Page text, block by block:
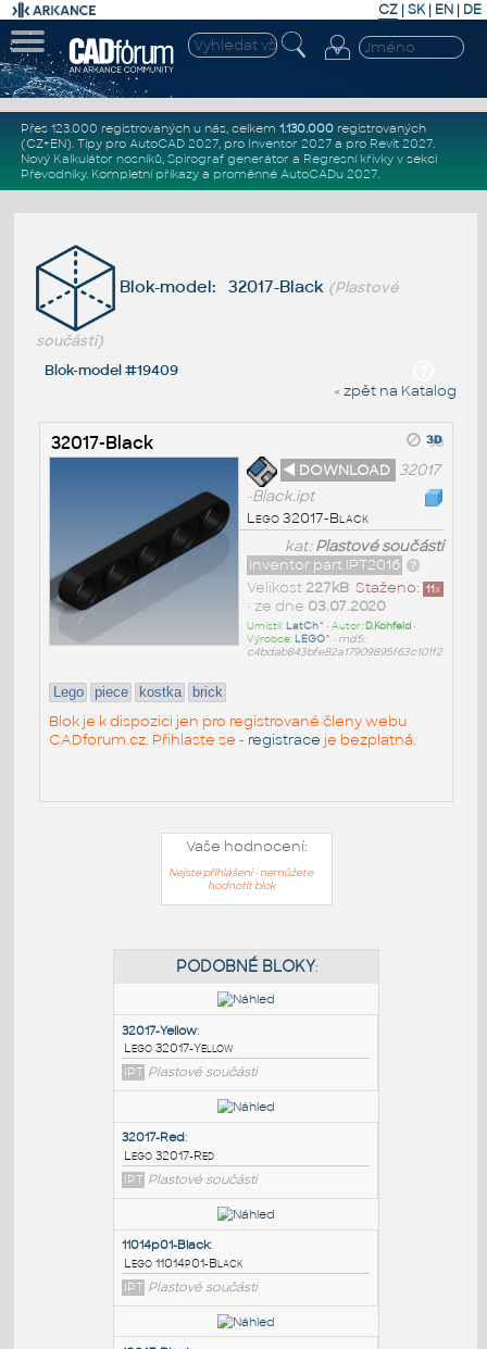
CZ | SK| EN | DE
Přes 123.000 registrovaných u nás, celkem 1.130.000registrovaných
(CZ+EN). Tipy pro AutoCAD 2027, pro Inventor 2027a pro Revit 2027.
Nový Kalkulátor nosníků, Spirograf generátor a Regresní křivkyv sekci
Převodníky. Kompletní příkazya proměnné AutoCADu 2027.
Blok-model: 32017-Black (Plastové
součásti)
Blok-model #19409
« zpět na Katalog
32017-Black
◄ DOWNLOAD 32017
-Black.ipt
Lego 32017-Black
kat:Plastové součásti
Inventor part IPT2016
Staženo: 11x
Velikost 227kB
• ze dne 03.07.2020
Umístil: LatCh^ • Autor: D.Kohfeld•
Výrobce: LEGO^ • md5:
c4bdab843bfe82a17909895f63c101f2
Lego piece kostka brick
Blok je k dispozici jen pro registrované členy webu
CADforum.cz. Přihlaste se - registrace je bezplatná.
Vaše hodnocení:
Nejste přihlášeni - nemůžete
hodnotit blok
32017-Yellow:
Lego 32017-Yellow
IPT Plastové součásti
32017-Red: